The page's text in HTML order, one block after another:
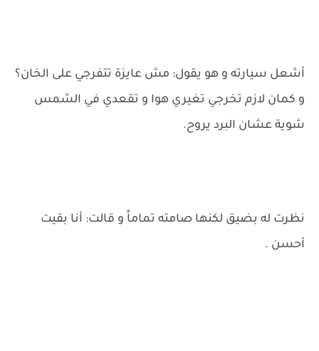
أشعل سيارته و هو يقول: مش عايزة تتفرجي على الخان؟
و كمان لازم تخرجي تغيري هوا و تقعدي في الشمس
شوية عشان البرد يروح.
نظرت له بضيق لكنها صامته تماماً و قالت: أنا بقيت
أحسن .